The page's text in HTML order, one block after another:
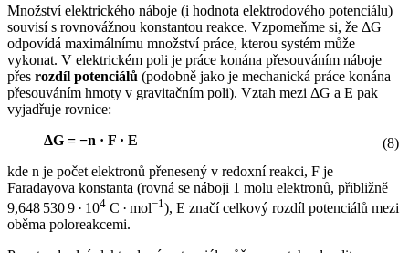
Množství elektrického náboje (i hodnota elektrodového potenciálu)
souvisí s rovnovážnou konstantou reakce. Vzpomeňme si, že ΔG
odpovídá maximálnímu množství práce, kterou systém může
vykonat. V elektrickém poli je práce konána přesouváním náboje
přes rozdíl potenciálů (podobně jako je mechanická práce konána
přesouváním hmoty v gravitačním poli). Vztah mezi ΔG a E pak
vyjadřuje rovnice:
(8)
ΔG = −n · F · E
kde n je počet elektronů přenesený v redoxní reakci, F je
Faradayova konstanta (rovná se náboji 1 molu elektronů, přibližně
9,648 530 9 · 104 C · mol−1 ), E značí celkový rozdíl potenciálů mezi
oběma poloreakcemi.